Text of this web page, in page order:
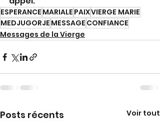
ESPERANCE MARIALE PAIXVIERGE MARIE
MEDJUGORJE MESSAGE CONFIANCE
Messages de la Vierge
Posts récents Voir tout